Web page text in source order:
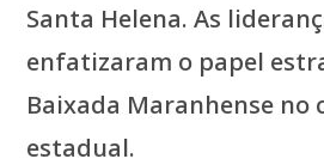
Santa Helena. As
enfatizaram o papel
Baixada Maranhense
estadual.